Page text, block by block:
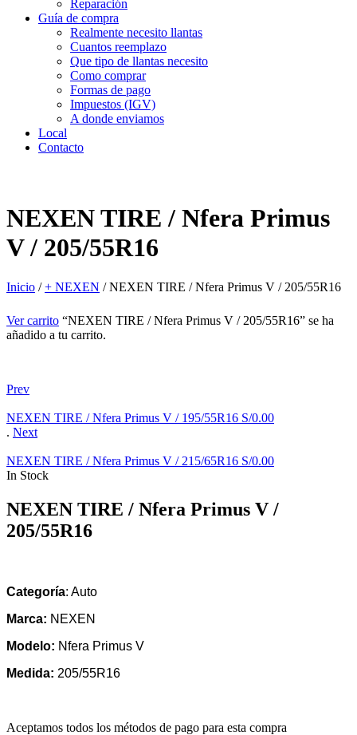
Reparación
Guía de compra
Realmente necesito llantas
Cuantos reemplazo
Que tipo de llantas necesito
Como comprar
Formas de pago
Impuestos (IGV)
A donde enviamos
Local
Contacto
NEXEN TIRE / Nfera Primus
V / 205/55R16
Inicio /+ NEXEN /NEXEN TIRE / Nfera Primus V / 205/55R16
Ver carrito “NEXEN TIRE / Nfera Primus V / 205/55R16” se ha
añadido a tu carrito.
Prev
NEXEN TIRE / Nfera Primus V / 195/55R16 S/0.00
. Next
NEXEN TIRE / Nfera Primus V / 215/65R16 S/0.00
In Stock
NEXEN TIRE / Nfera Primus V /
205/55R16
Categoría: Auto
Marca: NEXEN
Modelo: Nfera Primus V
Medida: 205/55R16
Aceptamos todos los métodos de pago para esta compra